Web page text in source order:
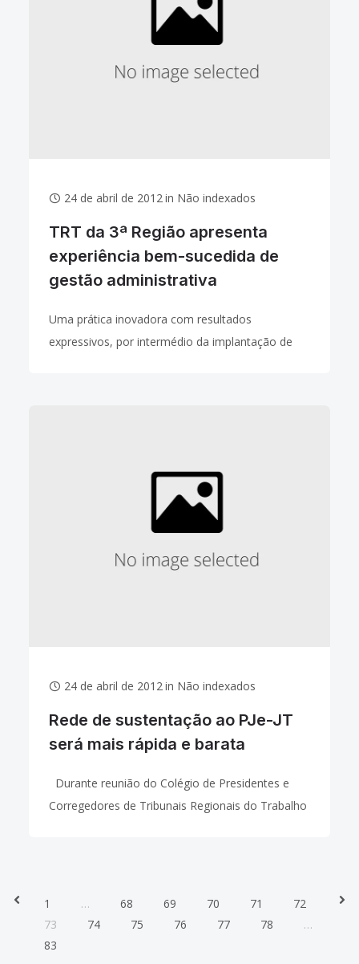
24 de abril de 2012 in Não indexados
TRT da 3ª Região apresenta
experiência bem-sucedida de
gestão administrativa
Uma prática inovadora com resultados
expressivos, por intermédio da implantação de
24 de abril de 2012 in Não indexados
Rede de sustentação ao PJe-JT
será mais rápida e barata
Durante reunião do Colégio de Presidentes e
Corregedores de Tribunais Regionais do Trabalho
1 … 68 69 70 71
72
73
74 75 76 77 78
…
83